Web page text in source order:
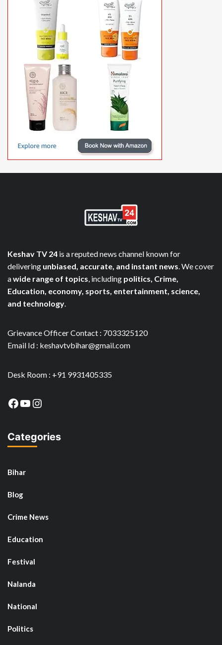
Keshav TV 24 is a reputed news channel known for
delivering unbiased, accurate, and instant news. We cover
awide range of topics, including politics, Crime,
Education, economy, sports, entertainment, science,
and technology.
Grievance Officer Contact : 7033325120
Email Id : keshavtvbihar@gmail.com
Desk Room : +91 9931405335
Facebook
YouTube
Instagram
Categories
Bihar
Blog
Crime News
Education
Festival
Nalanda
National
Politics